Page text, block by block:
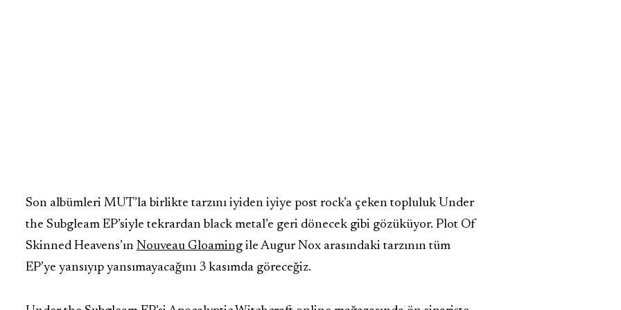
Son albümleri MUT’la birlikte tarzını iyiden iyiye post rock’a çeken topluluk Under
the Subgleam EP’siyle tekrardan black metal’e geri dönecek gibi gözüküyor. Plot Of
Skinned Heavens’ın Nouveau Gloamingile Augur Nox arasındaki tarzının tüm
EP’ye yansıyıp yansımayacağını 3 kasımda göreceğiz.